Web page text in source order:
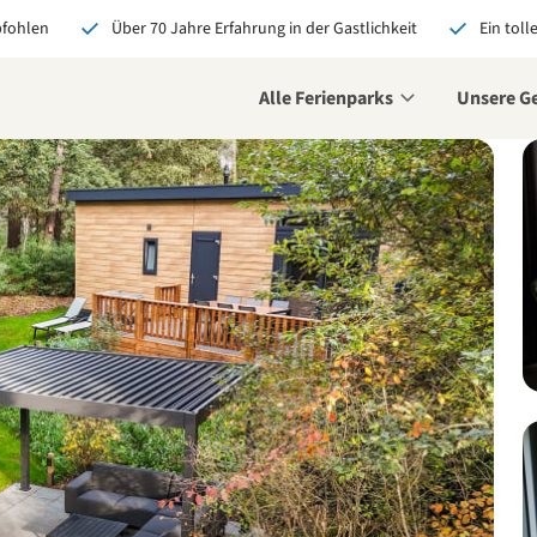
Über 70 Jahre Erfahrung in der Gastlichkeit Ein
Alle Ferienparks Unsere